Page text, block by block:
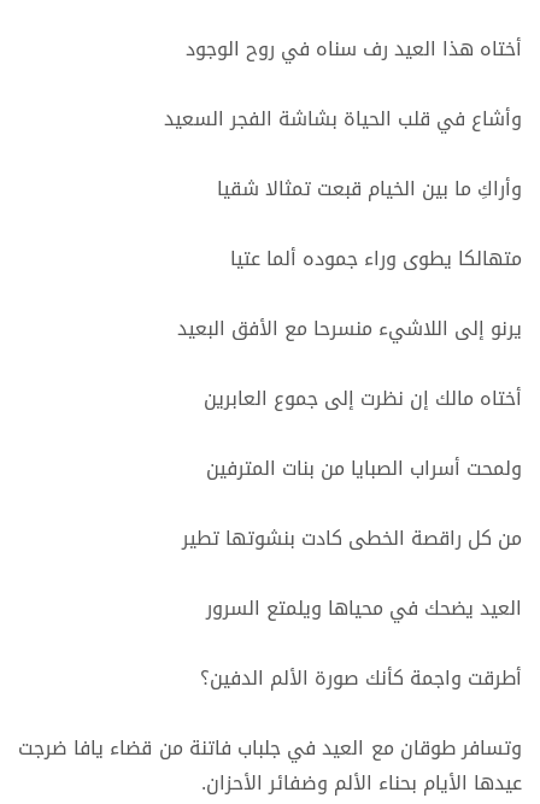
أختاه هذا العيد رف سناه في روح الوجود
وأشاع في قلب الحياة بشاشة الفجر السعيد
وأراكِ ما بين الخيام قبعت تمثالا شقيا
متهالكا يطوى وراء جموده ألما عتيا
يرنو إلى اللاشيء منسرحا مع الأفق البعيد
أختاه مالك إن نظرت إلى جموع العابرين
ولمحت أسراب الصبايا من بنات المترفين
من كل راقصة الخطى كادت بنشوتها تطير
العيد يضحك في محياها ويلمتع السرور
أطرقت واجمة كأنك صورة الألم الدفين؟
وتسافر طوقان مع العيد في جلباب فاتنة من قضاء يافا ضرجت
عيدها الأيام بحناء الألم وضفائر الأحزان.